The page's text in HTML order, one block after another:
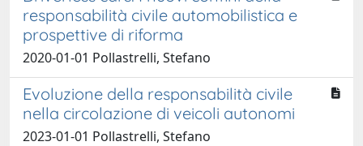
responsabilità civile automobilistica e
prospettive di riforma
2020-01-01 Pollastrelli, Stefano
Evoluzione della responsabilità civile
nella circolazione di veicoli autonomi
2023-01-01 Pollastrelli, Stefano